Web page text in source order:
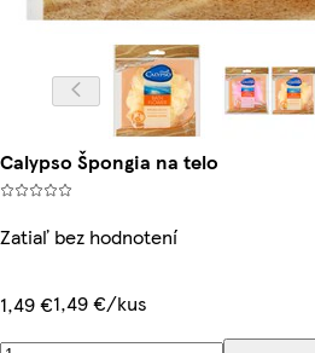
Calypso Špongia na telo
Zatiaľ bez hodnotení
1,49 €1,49 €/kus